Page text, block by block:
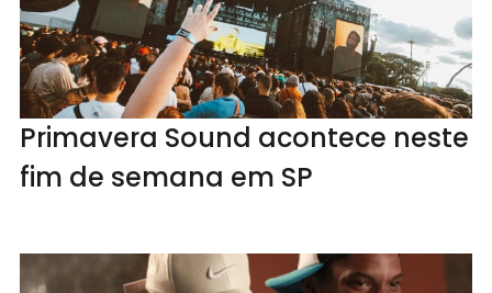
Primavera Sound acontece neste
fim de semana em SP